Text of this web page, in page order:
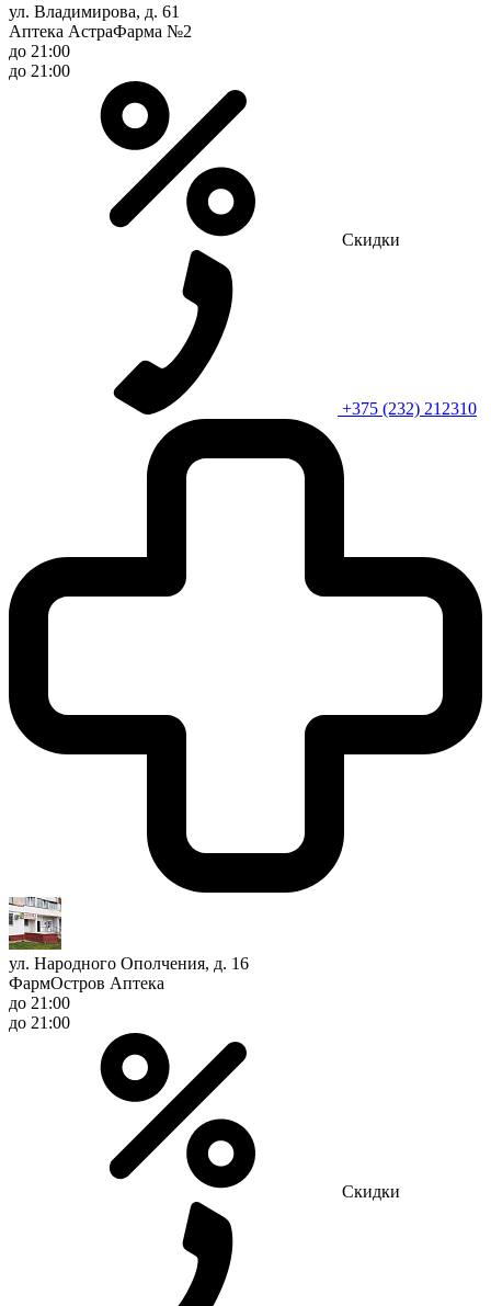
ул. Владимирова, д. 61
Аптека АстраФарма №2
до 21:00
до 21:00
Скидки
+375 (232) 212310
ул. Народного Ополчения, д. 16
ФармОстров Аптека
до 21:00
до 21:00
Скидки